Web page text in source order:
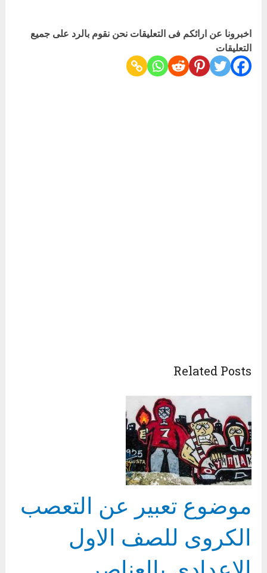
اخبرونا عن ارائكم فى التعليقات نحن نقوم بالرد على جميع
التعليقات
Related Posts
موضوع تعبير عن التعصب
الكروى للصف الاول